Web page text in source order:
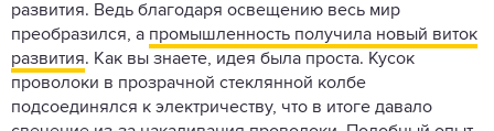
развития. Ведь благодаря освещению весь мир
преобразился, а промышленность получила новый виток
развития. Как вы знаете, идея была проста. Кусок
проволоки в прозрачной стеклянной колбе
подсоединялся к электричеству, что в итоге давало